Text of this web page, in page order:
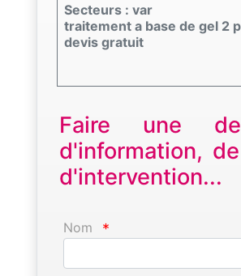
Secteurs : var
traitement a base de gel 2
devis gratuit
Faire une
d'information,
d'intervention...
Nom *